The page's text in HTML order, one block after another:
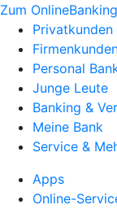
Zum OnlineBanking
Privatkunden
Personal
Junge Leute
Banking &
Meine Bank
Service &
Apps
Online-